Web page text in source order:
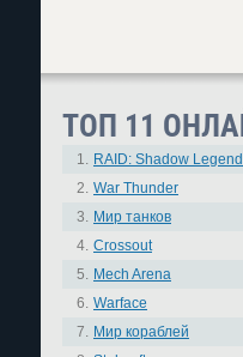
ТОП 11
1. RAID: Shadow
2. War Thunder
3. Мир танков
4. Crossout
5. Mech Arena
6. Warface
7. Мир кораблей